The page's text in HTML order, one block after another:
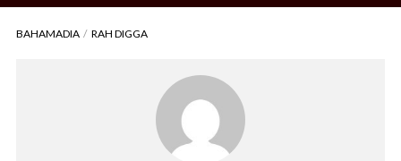
BAHAMADIA RAH DIGGA